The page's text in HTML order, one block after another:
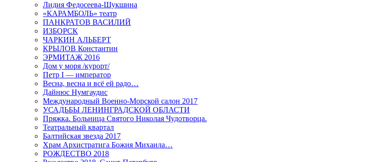
Лидия Федосеева-Шукшина
«КАРАМБОЛЬ» театр
ПАНКРАТОВ ВАСИЛИЙ
ИЗБОРСК
ЧАРКИН АЛЬБЕРТ
КРЫЛОВ Константин
ЭРМИТАЖ 2016
Дом у моря /курорт/
Петр I — император
Весна, весна и всё ей радо…
Дайнюс Нумгаудис
Международный Военно-Морской салон 2017
УСАДЬБЫ ЛЕНИНГРАДСКОЙ ОБЛАСТИ
Пряжка. Больница Святого Николая Чудотворца.
Театральный квартал
Балтийская звезда 2017
Храм Архистратига Божия Михаила…
РОЖДЕСТВО 2018